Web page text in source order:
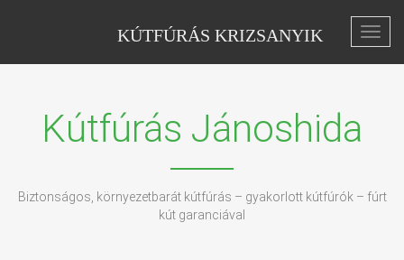
KÚTFÚRÁS KRIZSANYIK
Kútfúrás Jánoshida
Biztonságos, környezetbarát kútfúrás – gyakorlott kútfúrók – fúrt
kút garanciával